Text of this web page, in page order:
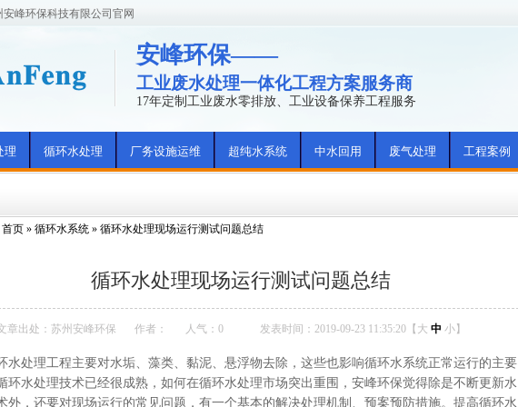
峰环保科技有限公司官网
安峰环保——
工业废水处理一体化工程方案服务商
17年定制工业废水零排放、工业设备保养工程服务
理 循环水处理 厂务设施运维 超纯水系统 中水回用 废气处理 工程案例
首页 » 循环水系统 » 循环水处理现场运行测试问题总结
循环水处理现场运行测试问题总结
章出处：苏州安峰环保 作者： 人气： 0 发表时间：2019-09-23 11:35:20【 大 中 小】
处理工程主要对水垢、藻类、黏泥、悬浮物去除，这些也影响循环水系统正常运行的主要
环水处理技术已经很成熟，如何在循环水处理市场突出重围，安峰环保觉得除是不断更新水
外，还要对现场运行的常见问题，有一个基本的解决处理机制、预案预防措施。提高循环水